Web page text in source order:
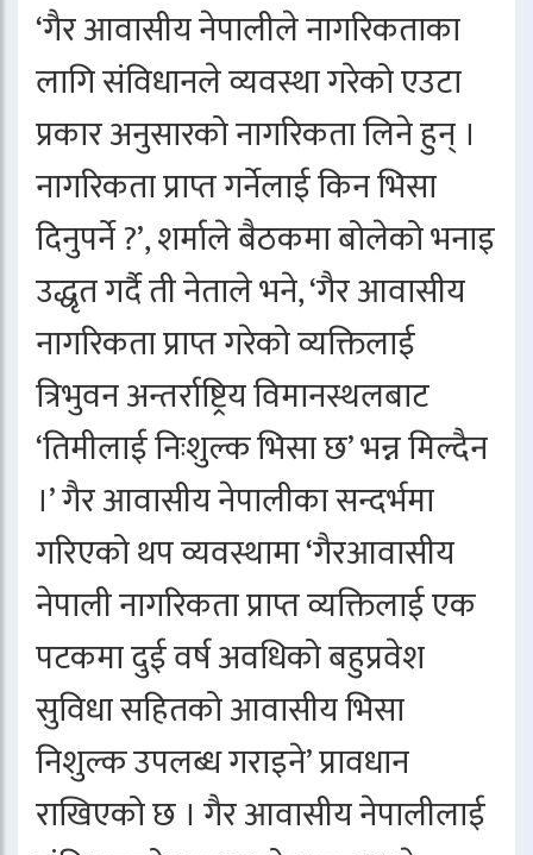
‘गैर आवासीय नेपालीले नागरिकताका
लागि संविधानले व्यवस्था गरेको एउटा
प्रकार अनुसारको नागरिकता लिने हुन् ।
नागरिकता प्राप्त गर्नेलाई किन भिसा
दिनुपर्ने ?’, शर्माले बैठकमा बोलेको भनाइ
उद्धृत गर्दै ती नेताले भने, ‘गैर आवासीय
नागरिकता प्राप्त गरेको व्यक्तिलाई
त्रिभुवन अन्तर्राष्ट्रिय विमानस्थलबाट
‘तिमीलाई निःशुल्क भिसा छ’ भन्न मिल्दैन
।’ गैर आवासीय नेपालीका सन्दर्भमा
गरिएको थप व्यवस्थामा ‘गैरआवासीय
नेपाली नागरिकता प्राप्त व्यक्तिलाई एक
पटकमा दुई वर्ष अवधिको बहुप्रवेश
सुविधा सहितको आवासीय भिसा
निशुल्क उपलब्ध गराइने’ प्रावधान
राखिएको छ । गैर आवासीय नेपालीलाई